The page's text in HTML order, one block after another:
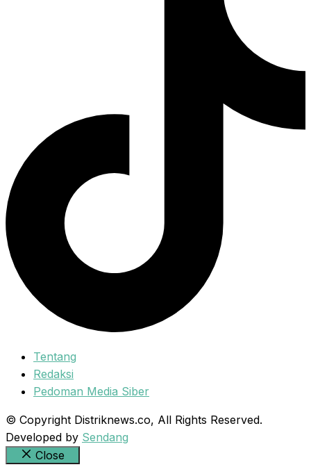
Tentang
Redaksi
Pedoman Media Siber
© Copyright Distriknews.co, All Rights Reserved.
Developed by Sendang
Close